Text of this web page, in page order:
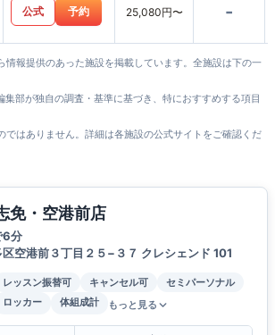
公式 予約 25,080円〜 -
情報提供のあった施設を掲載しています。全施設は下の一
部が独自の調査・基準に基づき、特におすすめする項目
ではありません。詳細は各施設の公式サイトをご確認くだ
免・空港前店
6分
空港前３丁目２５−３７ クレシェンド 101
レッスン振替可 キャンセル可
セミパーソナル
ロッカー 体組成計 もっと見る